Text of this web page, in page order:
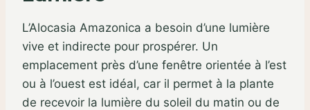
L’Alocasia Amazonica a besoin d’une lumière
vive et indirecte pour prospérer. Un
emplacement près d’une fenêtre orientée à l’est
ou à l’ouest est idéal, car il permet à la plante
de recevoir la lumière du soleil du matin ou de